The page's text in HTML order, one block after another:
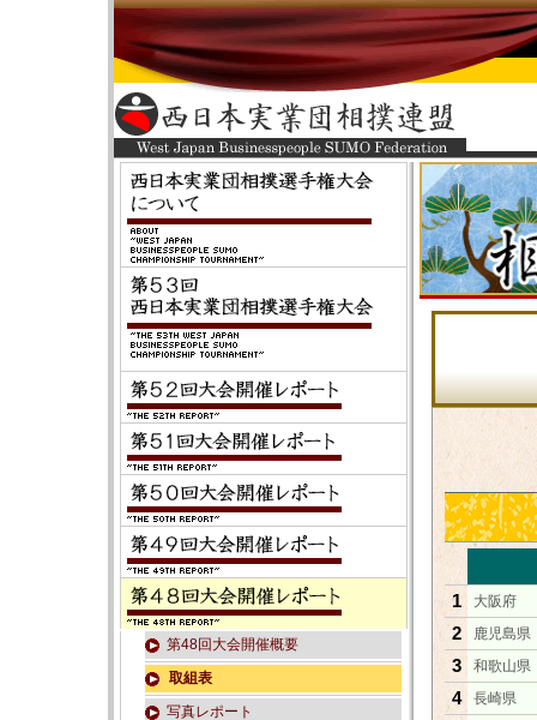
第48回大会開催概要
取組表
写真レポート
1 大阪府
2 鹿児島県
3 和歌山県
4 長崎県